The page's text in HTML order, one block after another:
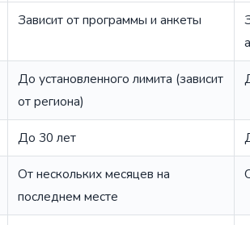
Зависит от программы и анкеты
До установленного лимита (зависит
от региона)
До 30 лет
От нескольких месяцев на
последнем месте